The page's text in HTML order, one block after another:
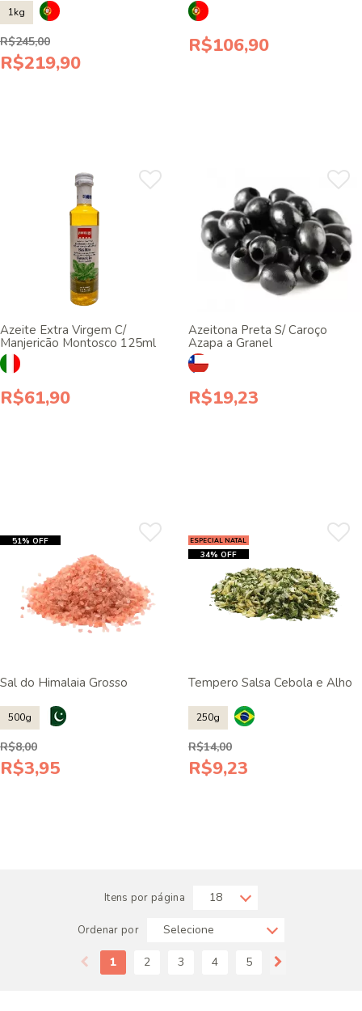
1kg
R$245,00
R$219,90
R$106,90
Azeite Extra Virgem C/
Manjericão Montosco 125ml
R$61,90
Azeitona Preta S/ Caroço
Azapa a Granel
R$19,23
51% OFF
Sal do Himalaia Grosso
500g
R$8,00
R$3,95
ESPECIAL NATAL
34% OFF
Tempero Salsa Cebola e Alho
250g
R$14,00
R$9,23
Itens por página
Ordenar por
1 2 3 4 5